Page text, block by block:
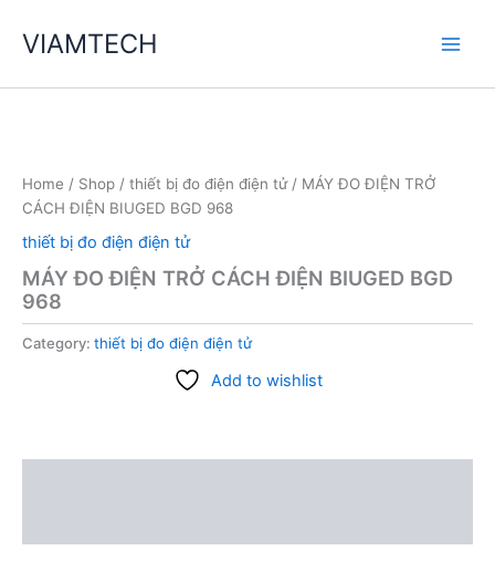
VIAMTECH
Home / Shop / thiết bị đo điện điện tử/ MÁY ĐO ĐIỆN TRỞ
CÁCH ĐIỆN BIUGED BGD 968
thiết bị đo điện điện tử
MÁY ĐO ĐIỆN TRỞ CÁCH ĐIỆN BIUGED BGD
968
Category: thiết bị đo điện điện tử
Add to wishlist